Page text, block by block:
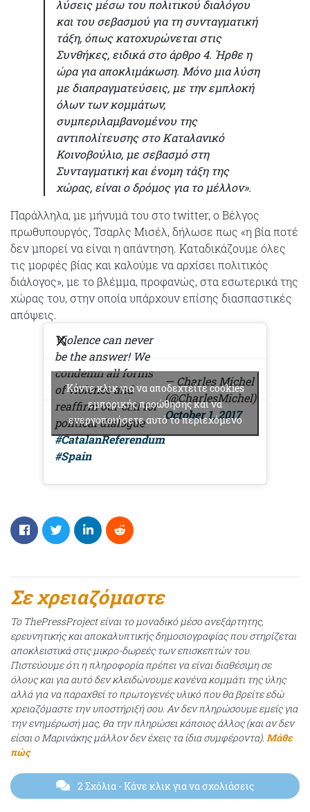
λύσεις μέσω του πολιτικού διαλόγου
και του σεβασμού για τη συνταγματική
τάξη, όπως κατοχυρώνεται στις
Συνθήκες, ειδικά στο άρθρο 4. Ήρθε η
ώρα για αποκλιμάκωση. Μόνο μια λύση
με διαπραγματεύσεις, με την εμπλοκή
όλων των κομμάτων,
συμπεριλαμβανομένου της
αντιπολίτευσης στο Καταλανικό
Κοινοβούλιο, με σεβασμό στη
Συνταγματική και ένομη τάξη της
χώρας, είναι ο δρόμος για το μέλλον».
Παράλληλα, με μήνυμά του στο twitter, ο Βέλγος
πρωθυπουργός, Τσαρλς Μισέλ, δήλωσε πως «η βία ποτέ
δεν μπορεί να είναι η απάντηση. Καταδικάζουμε όλες
τις μορφές βίας και καλούμε να αρχίσει πολιτικός
διάλογος», με το βλέμμα, προφανώς, στα εσωτερικά της
χώρας του, στην οποία υπάρχουν επίσης διασπαστικές
απόψεις.
Violence can never
be the answer! We
condemn all forms
of violence and
reaffirm our call for
political dialogue
#CatalanReferendum
#Spain
— Charles Michel
(@CharlesMichel)
October 1, 2017
Κάντε κλικ για να αποδεχτείτε cookies
εμπορικής προώθησης και να
ενεργοποιήσετε αυτό το περιεχόμενο
Σε χρειαζόμαστε
Το ThePressProject είναι το μοναδικό μέσο ανεξάρτητης,
ερευνητικής και αποκαλυπτικής δημοσιογραφίας που στηρίζεται
αποκλειστικά στις μικρο-δωρεές των επισκεπτών του.
Πιστεύουμε ότι η πληροφορία πρέπει να είναι διαθέσιμη σε
όλους και για αυτό δεν κλειδώνουμε κανένα κομμάτι της ύλης
αλλά για να παραχθεί το πρωτογενές υλικό που θα βρείτε εδώ
χρειαζόμαστε την υποστήριξή σου. Αν δεν πληρώσουμε εμείς για
την ενημέρωσή μας, θα την πληρώσει κάποιος άλλος (και αν δεν
είσαι ο Μαρινάκης μάλλον δεν έχεις τα ίδια συμφέροντα). Μάθε
πώς
2 Σχόλια - Κάνε κλικ για να σχολιάσεις